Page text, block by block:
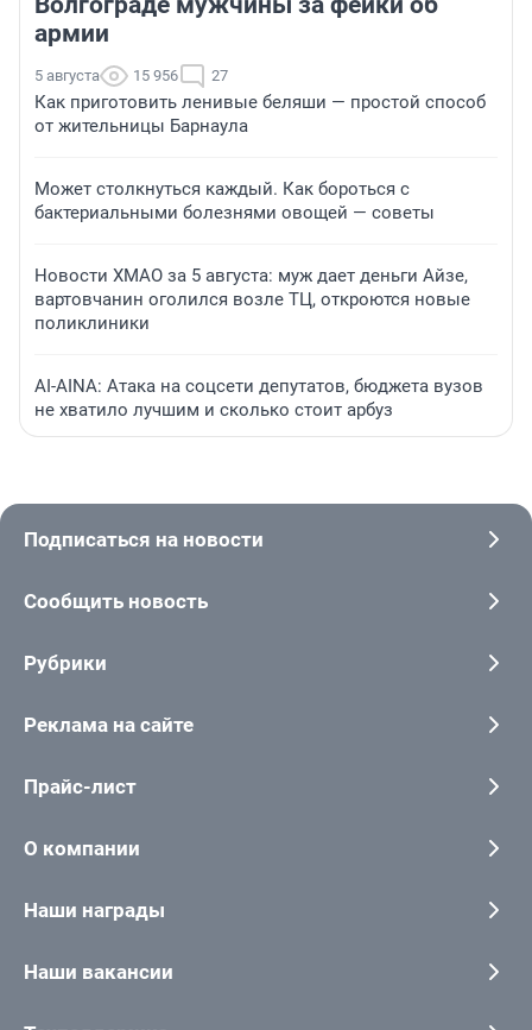
армии
5 августа 15 956 27
Как приготовить ленивые беляши — простой способ
от жительницы Барнаула
Может столкнуться каждый. Как бороться с
бактериальными болезнями овощей — советы
Новости ХМАО за 5 августа: муж дает деньги Айзе,
вартовчанин оголился возле ТЦ, откроются новые
поликлиники
AI-AINA: Атака на соцсети депутатов, бюджета вузов
не хватило лучшим и сколько стоит арбуз
Подписаться на новости
Сообщить новость
Рубрики
Реклама на сайте
Прайс-лист
О компании
Наши награды
Наши вакансии